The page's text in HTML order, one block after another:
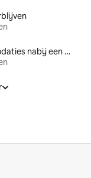
Accommodaties nabij een meer